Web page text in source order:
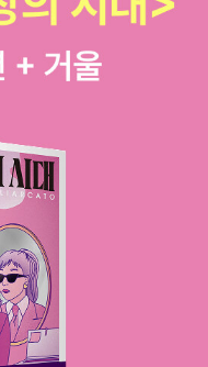
문의 양철북 다음 카페 전